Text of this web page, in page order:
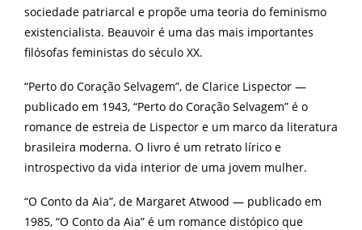
sociedade patriarcal e propõe uma teoria do feminismo
existencialista. Beauvoir é uma das mais importantes
filósofas feministas do século XX.
“Perto do Coração Selvagem”, de Clarice Lispector —
publicado em 1943, “Perto do Coração Selvagem” é o
romance de estreia de Lispector e um marco da literatura
brasileira moderna. O livro é um retrato lírico e
introspectivo da vida interior de uma jovem mulher.
“O Conto da Aia”, de Margaret Atwood — publicado em
1985, “O Conto da Aia” é um romance distópico que